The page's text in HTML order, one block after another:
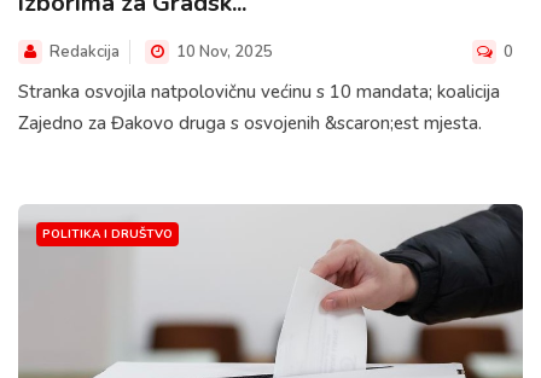
Redakcija 10 Nov, 2025 0
Stranka osvojila natpolovičnu većinu s 10 mandata; koalicija
Zajedno za Đakovo druga s osvojenih &scaron;est mjesta.
POLITIKA I DRUŠTVO